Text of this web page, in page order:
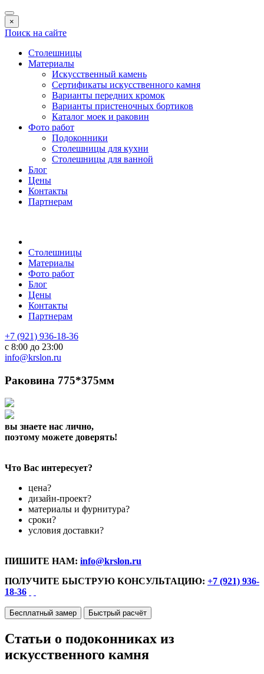
×
Поиск на сайте
Столешницы
Материалы
Искусственный камень
Сертификаты искусственного камня
Варианты передних кромок
Варианты пристеночных бортиков
Каталог моек и раковин
Фото работ
Подоконники
Столешницы для кухни
Столешницы для ванной
Блог
Цены
Контакты
Партнерам
Столешницы
Материалы
Фото работ
Блог
Цены
Контакты
Партнерам
+7 (921) 936-18-36
с 8:00 до 23:00
info@krslon.ru
Раковина 775*375мм
вы знаете нас лично,
поэтому можете доверять!
Что Вас интересует?
цена?
дизайн-проект?
материалы и фурнитура?
сроки?
условия доставки?
ПИШИТЕ НАМ: info@krslon.ru
ПОЛУЧИТЕ БЫСТРУЮ КОНСУЛЬТАЦИЮ: +7 (921) 936-
18-36
Бесплатный замер Быстрый расчёт
Статьи о подоконниках из
искусственного камня